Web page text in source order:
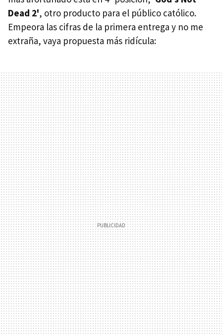
Dead 2', otro producto para el público católico.
Empeora las cifras de la primera entrega y no me
extraña, vaya propuesta más ridícula: